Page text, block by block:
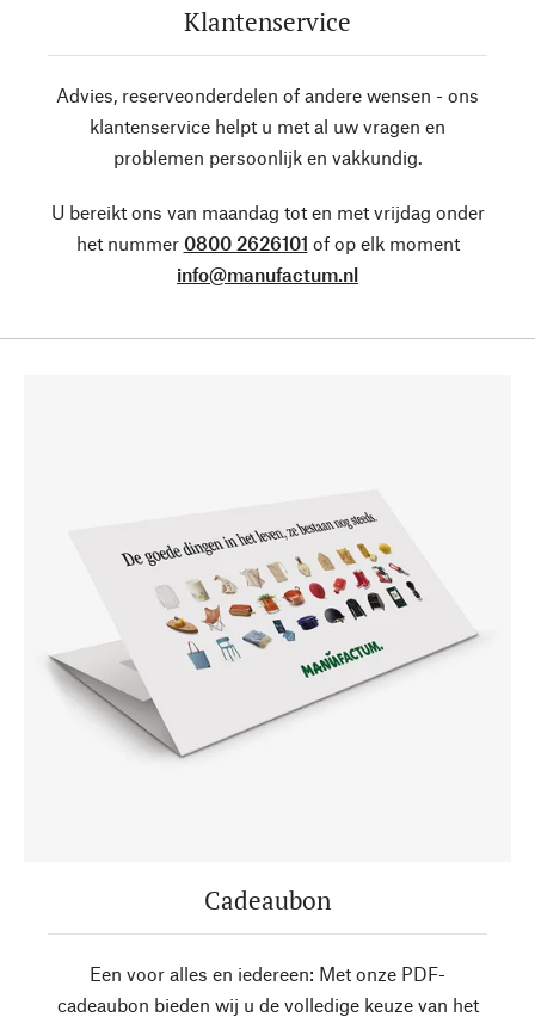
Klantenservice
Advies, reserveonderdelen of andere wensen - ons
klantenservice helpt u met al uw vragen en
problemen persoonlijk en vakkundig.
U bereikt ons van maandag tot en met vrijdag onder
het nummer 0800 2626101 of op elk moment
info@manufactum.nl
Cadeaubon
Een voor alles en iedereen: Met onze PDF-
cadeaubon bieden wij u de volledige keuze van het